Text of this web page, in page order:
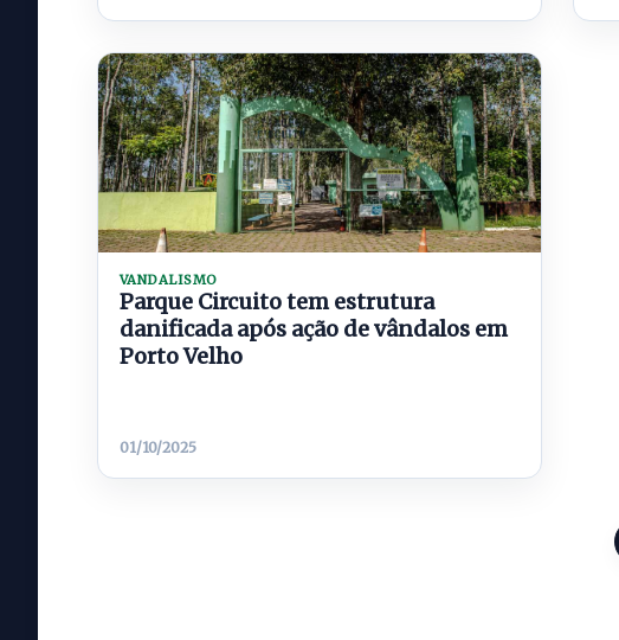
VANDALISMO
Parque Circuito tem estrutura
danificada após ação de vândalos em
Porto Velho
01/10/2025